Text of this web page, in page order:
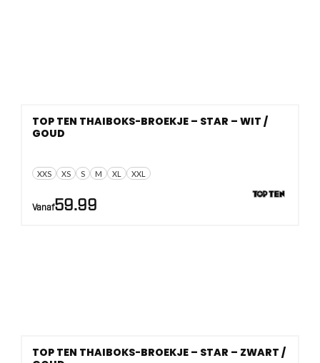
XXS XS S M XL XXL
TOP TEN THAIBOKS-BROEKJE – STAR – WIT /
GOUD
Vanaf59.99
TOP TEN THAIBOKS-BROEKJE – STAR – ZWART /